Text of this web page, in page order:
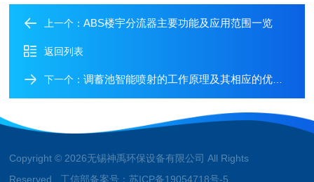
上一个：ABS楼宇分流器主要功能及应用范围一览
返回列表
下一个：调蓄池智能喷射的工作原理及其相应的优势有哪些
Copyright © 2026无锡神禹环保设备有限公司 All Rights
Reserved 工信部备案号：苏ICP备19054718号-5